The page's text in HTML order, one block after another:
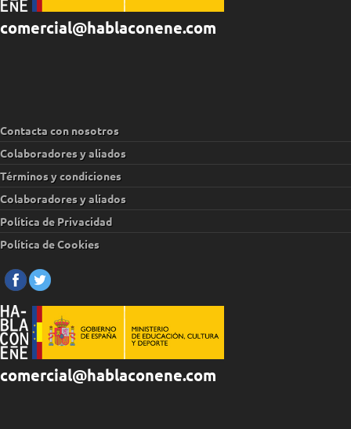
comercial@hablaconene.com
Contacta con nosotros
Colaboradores y aliados
Términos y condiciones
Colaboradores y aliados
Política de Privacidad
Política de Cookies
comercial@hablaconene.com